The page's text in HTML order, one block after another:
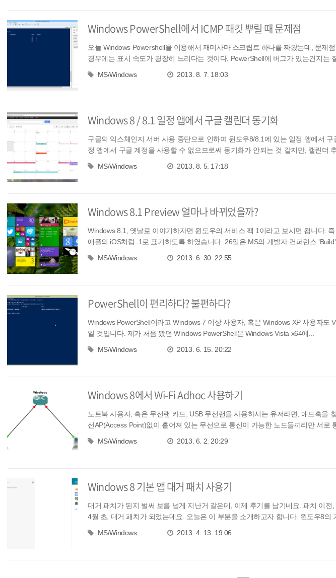
Windows PowerShell에서 ICMP 패킷 뿌릴 때 문제점
오늘 Windows Powershell을 이용해서 재미사마 스크립트 하나를 짜봤는데, 문제
경우에는 표시 속도가 굉장히 느리다는 것이다. PowerShell에 버그가 있는건지는
MS/Windows
2013. 8. 7. 18:03
Windows 8 / 8.1 일정 앱에서 구글 캘린더 동기화
구글의 익스체인지 서버 사용 중단으로 인하여 윈도우8/8.1에 있는 일정 앱에서
정 앱에서 구글 계정을 사용할 수 없으므로써 동기화가 안되는 것 같지만, 캘린더
MS/Windows
2013. 8. 5. 17:18
Windows 8.1 Preview 얼마나 바뀌었을까?
Windows 8.1, 옛날로 이야기하자면 윈도우의 서비스 팩 1이라고 보시면 됩니다.
애플의 iOS처럼 .1로 표기하도록 하였습니다. 26일은 MS의 개발자 컨퍼런스 'Build'
MS/Windows
2013. 6. 30. 22:55
PowerShell이 편리하다? 불편하다?
Windows PowerShell이라고 Windows 7 이상 사용자, 혹은 Windows XP 사용자도
일 것입니다. 제가 처음 봤던 Windows PowerShell은 Windows Vista x64에...
MS/Windows
2013. 6. 15. 20:22
Windows 8에서 Wi-Fi Adhoc 사용하기
노트북 사용자, 혹은 무선랜 카드, USB 무선랜을 사용하시는 유저라면, 애드혹을
선AP(Access Point)없이 흩어져 있는 무선으로 통신이 가능한 노드들끼리만 서로
MS/Windows
2013. 6. 2. 20:29
Windows 8 기본 앱 대거 패치 사용기
대거 패치가 된지 벌써 보름 넘게 지난거 같은데, 이제 후기를 남기네요. 패치 이
4월 초, 대거 패치가 되었는데요. 오늘은 이 부분을 소개하고자 합니다. 윈도우8의
MS/Windows
2013. 4. 13. 19:06